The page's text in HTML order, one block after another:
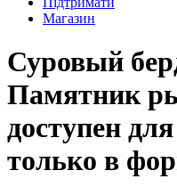
Магазин
Суровый
Памятник
доступен
только в